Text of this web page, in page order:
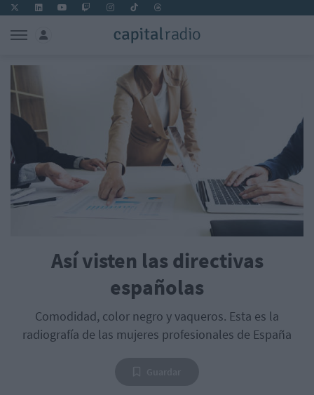
Así visten las directivas
españolas
Comodidad, color negro y vaqueros. Esta es la
radiografía de las mujeres profesionales de España